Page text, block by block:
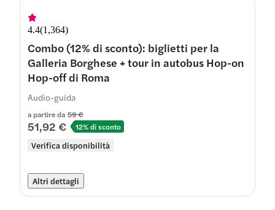
4.4(1,364)
Combo (12% di sconto): biglietti per la
Galleria Borghese + tour in autobus Hop-on
Hop-off di Roma
a partire da 59 €
51,92 € 12% di sconto
Verifica disponibilità
Audio-guida
Altri dettagli